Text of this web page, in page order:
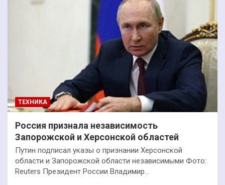
ТЕХНИКА
Россия признала независимость
Запорожской и Херсонской областей
Путин подписал указы о признании Херсонской
области и Запорожской области независимыми Фото:
Reuters Президент России Владимир…